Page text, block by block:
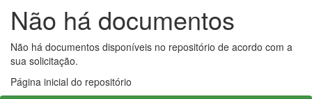
Não há documentos
Não há documentos disponíveis no repositório de acordo com a
sua solicitação.
Página inicial do repositório